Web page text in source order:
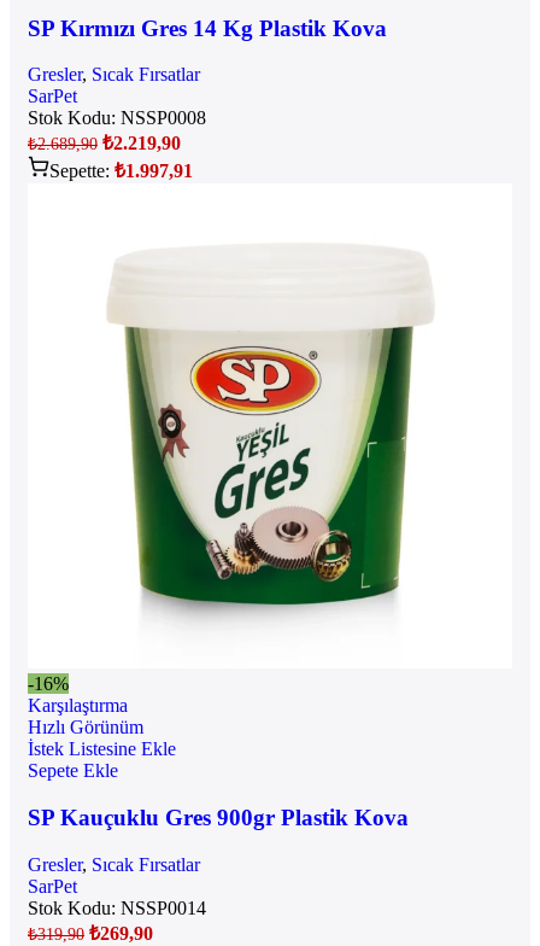
SP Kırmızı Gres 14 Kg Plastik Kova
Gresler, Sıcak Fırsatlar
SarPet
Stok Kodu: NSSP0008
₺2.689,90 ₺2.219,90
Sepette: ₺1.997,91
-16%
Karşılaştırma
Hızlı Görünüm
İstek Listesine Ekle
Sepete Ekle
SP Kauçuklu Gres 900gr Plastik Kova
Gresler, Sıcak Fırsatlar
SarPet
Stok Kodu: NSSP0014
₺319,90 ₺269,90